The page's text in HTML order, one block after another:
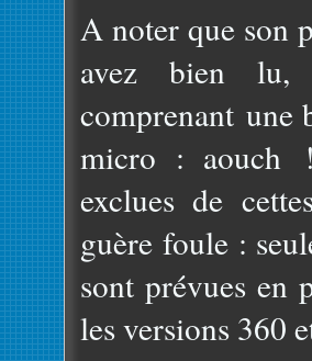
A noter que son
avez bien
comprenant une
micro : aouch
exclues de
guère foule :
sont prévues en
les versions 360